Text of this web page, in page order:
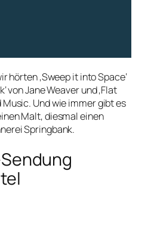
hörten ‚Sweep it into Space‘
von Jane Weaver und ‚Flat
Music. Und wie immer gibt es
Malt, diesmal einen
Springbank.